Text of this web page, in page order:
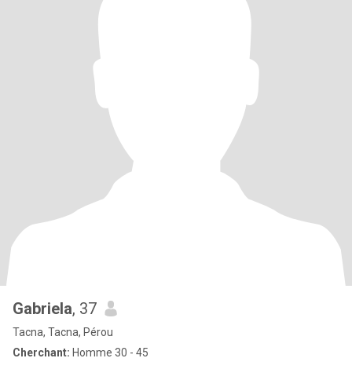
Gabriela, 37
Tacna, Tacna, Pérou
Cherchant: Homme 30 - 45